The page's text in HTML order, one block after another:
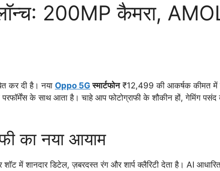
200MP कैमरा,
कर दी है। नया Oppo 5G स्मार्टफोन₹12,499 की आकर्षक कीमत में
के साथ आता है। चाहे आप फोटोग्राफी के शौकीन हों, गेमिंग पसंद
का नया आयाम
शॉट में शानदार डिटेल, ज़बरदस्त रंग और शार्प क्लैरिटी देता है। AI